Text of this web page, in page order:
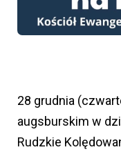
28 grudnia
augsburskim w
Rudzkie